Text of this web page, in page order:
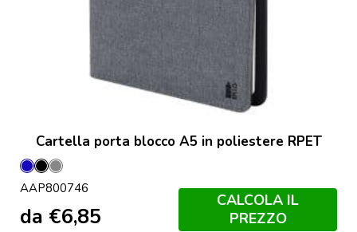
Cartella porta blocco A5 in poliestere RPET
BluNeroGrigio
AAP800746
da €6,85
CALCOLA IL
PREZZO